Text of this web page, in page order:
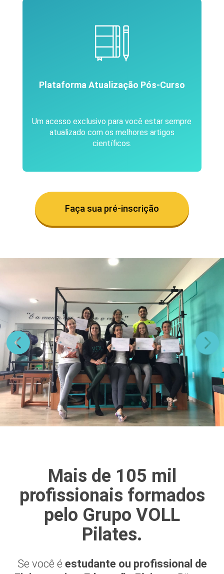
Plataforma Atualização Pós-Curso
Um acesso exclusivo para você estar sempre
atualizado com os melhores artigos
científicos.
Faça sua pré-inscrição
Mais de 105 mil
profissionais formados
pelo Grupo VOLL
Pilates.
Se você é estudante ou profissional de